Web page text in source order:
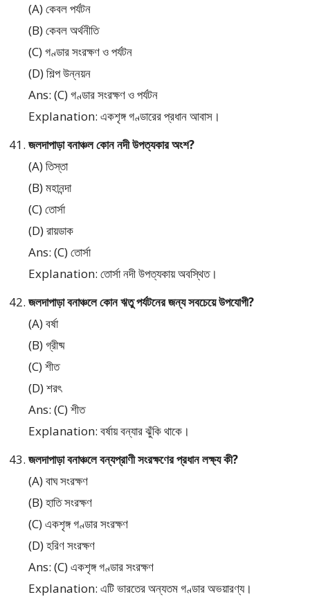
(A) কেবল পর্যটন
(B) কেবল অর্থনীতি
(C) গণ্ডার সংরক্ষণ ও পর্যটন
(D) শিল্প উন্নয়ন
Ans: (C) গণ্ডার সংরক্ষণ ও পর্যটন
Explanation: একশৃঙ্গ গণ্ডারের প্রধান আবাস।
জলদাপাড়া বনাঞ্চল কোন নদী উপত্যকার অংশ?
(A) তিস্তা
(B) মহানন্দা
(C) তোর্সা
(D) রায়ডাক
Ans: (C) তোর্সা
Explanation: তোর্সা নদী উপত্যকায় অবস্থিত।
জলদাপাড়া বনাঞ্চলে কোন ঋতু পর্যটনের জন্য সবচেয়ে উপযোগী?
(A) বর্ষা
(B) গ্রীষ্ম
(C) শীত
(D) শরৎ
Ans: (C) শীত
Explanation: বর্ষায় বন্যার ঝুঁকি থাকে।
জলদাপাড়া বনাঞ্চলে বন্যপ্রাণী সংরক্ষণের প্রধান লক্ষ্য কী?
(A) বাঘ সংরক্ষণ
(B) হাতি সংরক্ষণ
(C) একশৃঙ্গ গণ্ডার সংরক্ষণ
(D) হরিণ সংরক্ষণ
Ans: (C) একশৃঙ্গ গণ্ডার সংরক্ষণ
Explanation: এটি ভারতের অন্যতম গণ্ডার অভয়ারণ্য।